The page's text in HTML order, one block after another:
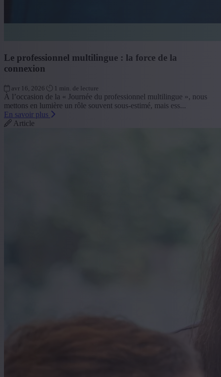
Le professionnel multilingue : la force de la
connexion
avr 16, 2026 1 min. de lecture
À l’occasion de la « Journée du professionnel multilingue », nous
mettons en lumière un rôle souvent sous-estimé, mais ess...
En savoir plus
Article